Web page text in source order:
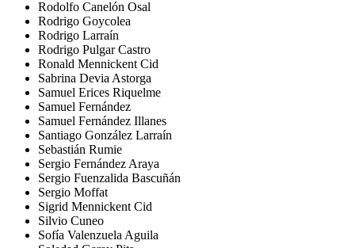
Rodolfo Canelón Osal
Rodrigo Goycolea
Rodrigo Larraín
Rodrigo Pulgar Castro
Ronald Mennickent Cid
Sabrina Devia Astorga
Samuel Erices Riquelme
Samuel Fernández
Samuel Fernández Illanes
Santiago González Larraín
Sebastián Rumie
Sergio Fernández Araya
Sergio Fuenzalida Bascuñán
Sergio Moffat
Sigrid Mennickent Cid
Silvio Cuneo
Sofía Valenzuela Aguila